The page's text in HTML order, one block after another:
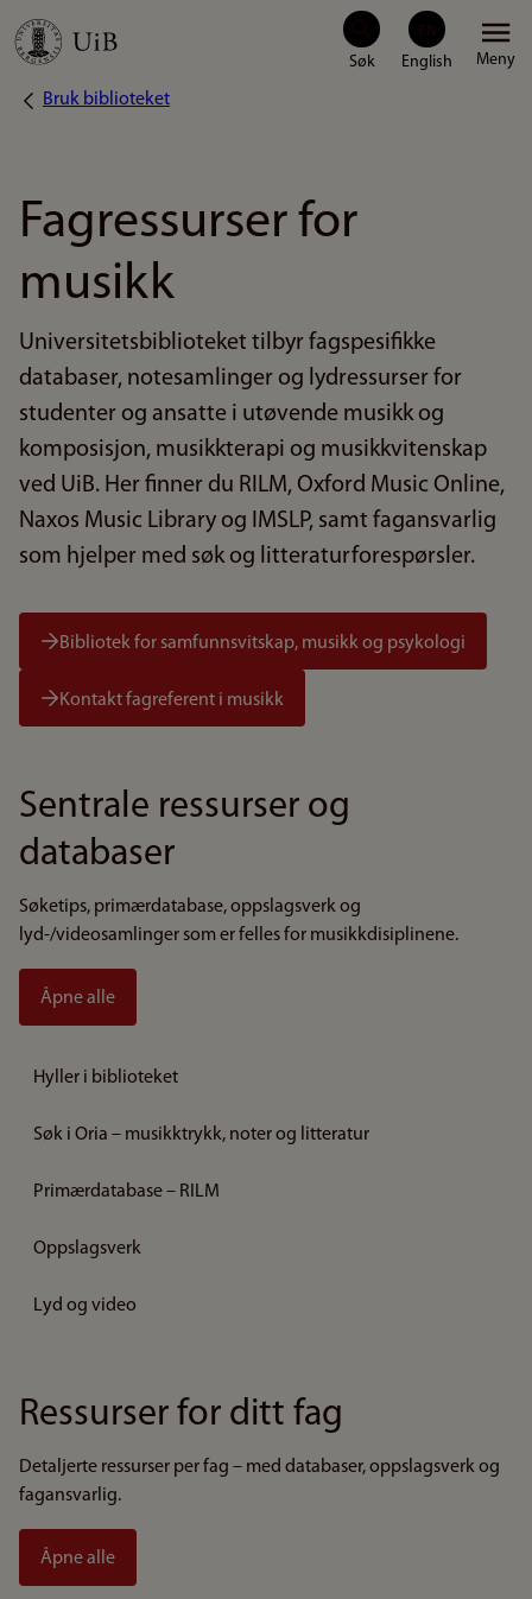
Hopp
Meny
Navigasjonssti
Bruk biblioteket
Fagressurser for
musikk
Universitetsbiblioteket tilbyr fagspesifikke
databaser, notesamlinger og lydressurser for
studenter og ansatte i utøvende musikk og
komposisjon, musikkterapi og musikkvitenskap
ved UiB. Her finner du RILM, Oxford Music Online,
Naxos Music Library og IMSLP, samt fagansvarlig
som hjelper med søk og litteraturforespørsler.
Bibliotek for samfunnsvitskap, musikk og psykologi
Kontakt fagreferent i musikk
Sentrale ressurser og
databaser
Søketips, primærdatabase, oppslagsverk og
lyd-/videosamlinger som er felles for musikkdisiplinene.
Åpne alle
Hyller i biblioteket
Søk i Oria – musikktrykk, noter og litteratur
Primærdatabase – RILM
Oppslagsverk
Lyd og video
Ressurser for ditt fag
Detaljerte ressurser per fag – med databaser, oppslagsverk og
fagansvarlig.
Åpne alle